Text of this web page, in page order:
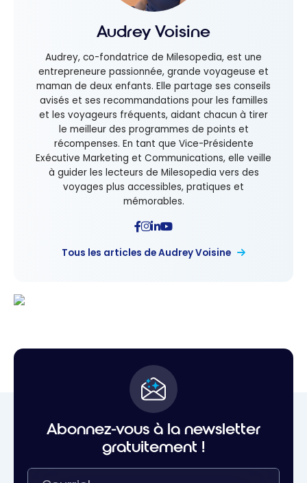
Audrey Voisine
Audrey, co-fondatrice de Milesopedia, est une
entrepreneure passionnée, grande voyageuse et
maman de deux enfants. Elle partage ses conseils
avisés et ses recommandations pour les familles
et les voyageurs fréquents, aidant chacun à tirer
le meilleur des programmes de points et
récompenses. En tant que Vice-Présidente
Exécutive Marketing et Communications, elle veille
à guider les lecteurs de Milesopedia vers des
voyages plus accessibles, pratiques et
mémorables.
Tous les articles de Audrey Voisine
Abonnez-vous à la newsletter
gratuitement !